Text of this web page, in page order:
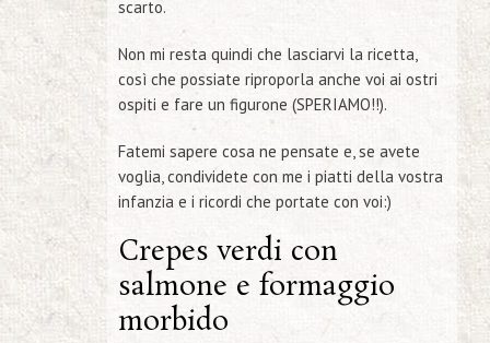
scarto.
Non mi resta quindi che lasciarvi la ricetta,
così che possiate riproporla anche voi ai ostri
ospiti e fare un figurone (SPERIAMO!!).
Fatemi sapere cosa ne pensate e, se avete
voglia, condividete con me i piatti della vostra
infanzia e i ricordi che portate con voi:)
Crepes verdi con
salmone e formaggio
morbido